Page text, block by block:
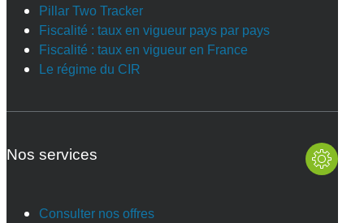
Pillar Two Tracker
Fiscalité : taux en vigueur pays par pays
Fiscalité : taux en vigueur en France
Le régime du CIR
Nos services
Consulter nos offres